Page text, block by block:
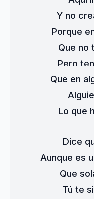
Y no
Porque
Que no
Pero
Que en
Lo que
Dice
Aunque es
Que
Tú te